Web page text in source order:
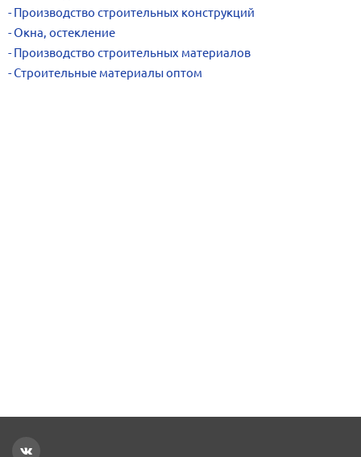
Производство строительных конструкций
Окна, остекление
Производство строительных материалов
Строительные материалы оптом